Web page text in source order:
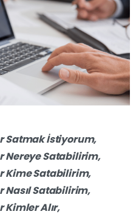
Satmak İstiyorum,
Nereye Satabilirim,
Kime Satabilirim,
Nasıl Satabilirim,
Kimler Alır,